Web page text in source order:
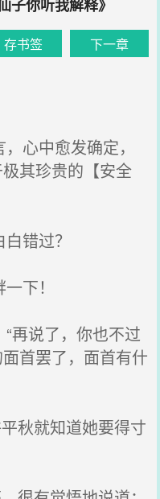
子你听我解释》
存书签 下一章
心中愈发确定，
其珍贵的【安全
错过？
下！
再说了，你也不过
首罢了，面首有什
秋就知道她要得寸